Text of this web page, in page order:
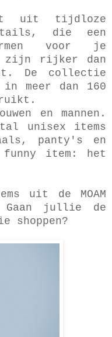
uit tijdloze
die een
voor je
zijn rijker dan
De collectie
meer dan 160
en mannen.
unisex items
panty's en
funny item: het
uit de MOAM
Gaan jullie de
shoppen?